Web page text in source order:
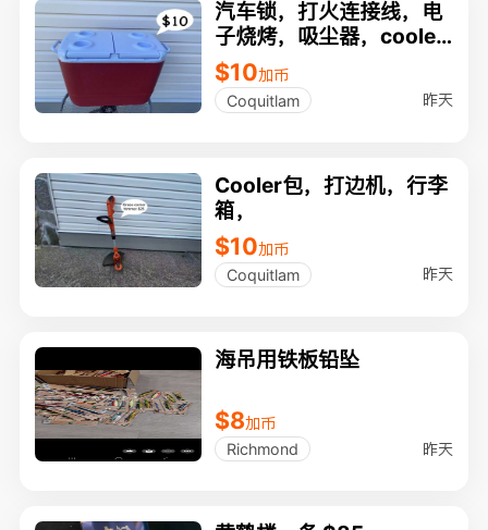
汽车锁，打火连接线，电
子烧烤，吸尘器，coole
r，
$10加币
Coquitlam
昨天
Cooler包，打边机，行李
箱，
$10加币
Coquitlam
昨天
海吊用铁板铅坠
$8加币
Richmond
昨天